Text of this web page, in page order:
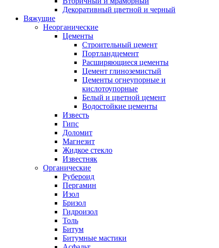
Декоративный цветной и черный
Вяжущие
Неорганические
Цементы
Строительный цемент
Портландцемент
Расширяющиеся цементы
Цемент глиноземистый
Цементы огнеупорные и
кислотоупорные
Белый и цветной цемент
Водостойкие цементы
Известь
Гипс
Доломит
Магнезит
Жидкое стекло
Известняк
Органические
Рубероид
Пергамин
Изол
Бризол
Гидроизол
Толь
Битум
Битумные мастики